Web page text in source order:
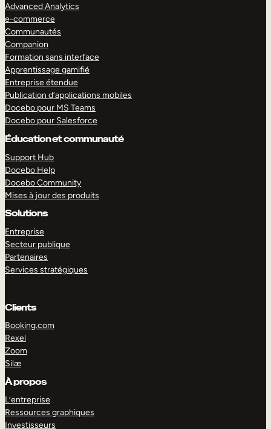
Advanced Analytics
e-commerce
Communautés
Companion
Formation sans interface
Apprentissage gamifié
Entreprise étendue
Publication d’applications mobiles
Docebo pour MS Teams
Docebo pour Salesforce
Éducation et communauté
Support Hub
Docebo Help
Docebo Community
Mises à jour des produits
Solutions
Entreprise
Secteur publique
Partenaires
Services stratégiques
Clients
Booking.com
Rexel
Zoom
Silæ
À propos
L’entreprise
Ressources graphiques
Investisseurs